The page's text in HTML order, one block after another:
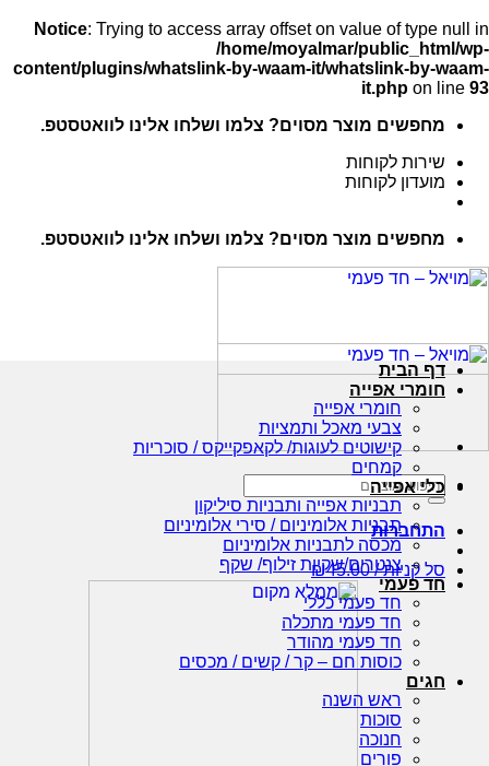
Notice: Trying to access array offset on value of type null in
/home/moyalmar/public_html/wp-
content/plugins/whatslink-by-waam-it/whatslink-by-waam-
it.php on line 93
מחפשים מוצר מסוים? צלמו ושלחו אלינו לוואטסטפ.
שירות לקוחות
מועדון לקוחות
מחפשים מוצר מסוים? צלמו ושלחו אלינו לוואטסטפ.
חיפוש
עבור:
התחברות
סל קניות / ₪45.00
דף הבית
חומרי אפייה
חומרי אפייה
צבעי מאכל ותמציות
קישוטים לעוגות/ לקאפקייקס / סוכריות
קמחים
כלי אפייה
תבניות אפייה ותבניות סיליקון
תבניות אלומיניום / סירי אלומיניום
מכסה לתבניות אלומיניום
צנטרים/שקיות זילוף/ שקף
חד פעמי
חד פעמי כללי
חד פעמי מתכלה
חד פעמי מהודר
כוסות חם – קר / קשים / מכסים
חגים
ראש השנה
סוכות
חנוכה
פורים